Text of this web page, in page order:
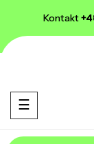
Kontakt
Toggle navigation
☰